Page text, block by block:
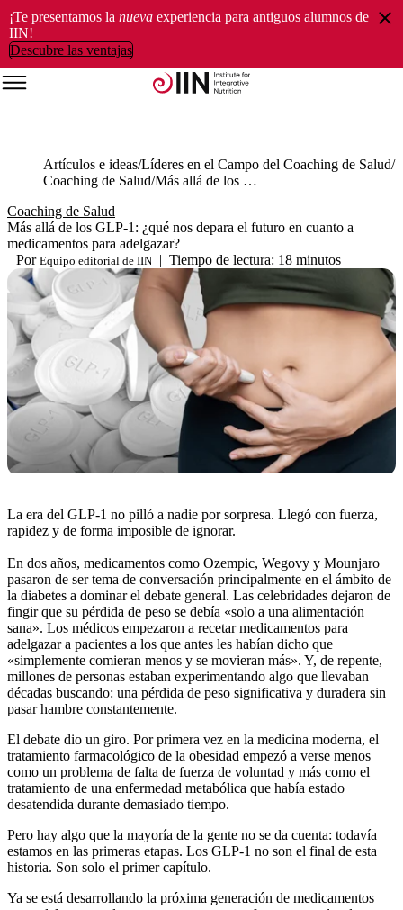
¡Te presentamos la nueva experiencia para antiguos alumnos de
IIN!
Descubre las ventajas
Artículos e ideas Líderes en el Campo del Coaching de Salud
Coaching de Salud
Más allá de los GLP-1: ¿qué nos depara el futuro en cuanto a medicamentos para adelgazar?
Coaching de Salud
Más allá de los GLP-1: ¿qué nos depara el futuro en cuanto a
medicamentos para adelgazar?
Por Equipo editorial de IIN | Tiempo de lectura: 18 minutos
La era del GLP-1 no pilló a nadie por sorpresa. Llegó con fuerza,
rapidez y de forma imposible de ignorar.
En dos años, medicamentos como Ozempic, Wegovy y Mounjaro
pasaron de ser tema de conversación principalmente en el ámbito de
la diabetes a dominar el debate general. Las celebridades dejaron de
fingir que su pérdida de peso se debía «solo a una alimentación
sana». Los médicos empezaron a recetar medicamentos para
adelgazar a pacientes a los que antes les habían dicho que
«simplemente comieran menos y se movieran más». Y, de repente,
millones de personas estaban experimentando algo que llevaban
décadas buscando: una pérdida de peso significativa y duradera sin
pasar hambre constantemente.
El debate dio un giro. Por primera vez en la medicina moderna, el
tratamiento farmacológico de la obesidad empezó a verse menos
como un problema de falta de fuerza de voluntad y más como el
tratamiento de una enfermedad metabólica que había estado
desatendida durante demasiado tiempo.
Pero hay algo que la mayoría de la gente no se da cuenta: todavía
estamos en las primeras etapas. Los GLP-1 no son el final de esta
historia. Son solo el primer capítulo.
Ya se está desarrollando la próxima generación de medicamentos